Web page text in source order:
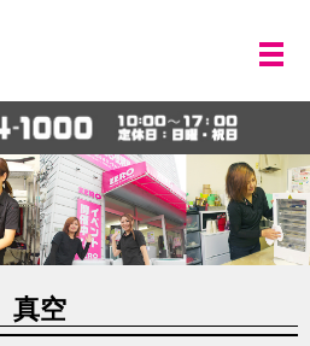
メ
真空